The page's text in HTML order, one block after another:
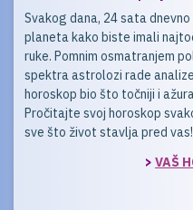
Svakog dana, 24 sata
planeta kako biste imali
ruke. Pomnim osmatranjem
spektra astrolozi rade
horoskop bio što točniji i
Pročitajte svoj horoskop
sve što život stavlja pred vas!
> VAŠ